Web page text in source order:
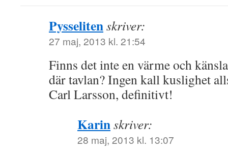
Pysselitenskriver:
27 maj, 2013 kl. 21:54
Finns det inte en värme och
där tavlan? Ingen kall kuslighet
Carl Larsson, definitivt!
Karinskriver:
28 maj, 2013 kl. 13:07